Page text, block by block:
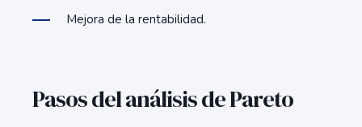
Mejora de la rentabilidad.
Pasos del análisis de Pareto